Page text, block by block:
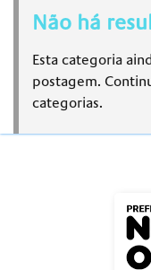
Não há
Esta categoria
postagem.
categorias.